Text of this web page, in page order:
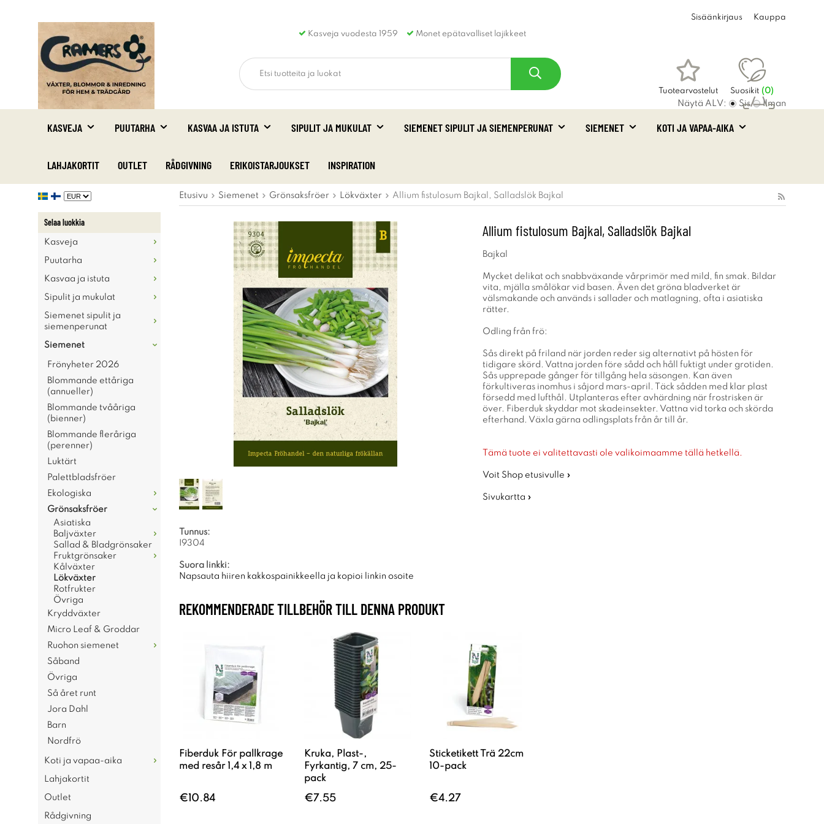
Kasveja vuodesta 1959 Monet epätavalliset lajikkeet
Sisäänkirjaus Kauppa
Tuotearvostelut Suosikit (0)
Ostoskori
Näytä ALV: Sis Ilman
KASVEJA PUUTARHA KASVAA JA ISTUTA SIPULIT JA MUKULAT SIEMENET SIPULIT JA SIEMENPERUNAT SIEMENET KOTI JA VAPAA-AIKA
LAHJAKORTIT OUTLET RÅDGIVNING ERIKOISTARJOUKSET INSPIRATION
Selaa luokkia
Kasveja
Puutarha
Kasvaa ja istuta
Sipulit ja mukulat
Siemenet sipulit ja
siemenperunat
Siemenet
Frönyheter 2026
Blommande ettåriga
(annueller)
Blommande tvååriga
(bienner)
Blommande fleråriga
(perenner)
Luktärt
Palettbladsfröer
Ekologiska
Grönsaksfröer
Asiatiska
Baljväxter
Sallad & Bladgrönsaker
Fruktgrönsaker
Kålväxter
Lökväxter
Rotfrukter
Övriga
Kryddväxter
Micro Leaf & Groddar
Ruohon siemenet
Såband
Övriga
Så året runt
Jora Dahl
Barn
Nordfrö
Koti ja vapaa-aika
Lahjakortit
Outlet
Rådgivning
Etusivu Siemenet Grönsaksfröer Lökväxter Allium fistulosum Bajkal, Salladslök Bajkal
Allium fistulosum Bajkal, Salladslök Bajkal
Bajkal
Mycket delikat och snabbväxande vårprimör med mild, fin smak. Bildar
vita, mjälla smålökar vid basen. Även det gröna bladverket är
välsmakande och används i sallader och matlagning, ofta i asiatiska
rätter.
Odling från frö:
Sås direkt på friland när jorden reder sig alternativt på hösten för
tidigare skörd. Vattna jorden före sådd och håll fuktigt under grotiden.
Sås upprepade gånger för tillgång hela säsongen. Kan även
förkultiveras inomhus i såjord mars-april. Täck sådden med klar plast
försedd med lufthål. Utplanteras efter avhärdning när frostrisken är
över. Fiberduk skyddar mot skadeinsekter. Vattna vid torka och skörda
efterhand. Växla gärna odlingsplats från år till år.
Tämä tuote ei valitettavasti ole valikoimaamme tällä hetkellä.
Voit Shop etusivulle »
Sivukartta »
Tunnus:
I9304
Suora linkki:
Napsauta hiiren kakkospainikkeella ja kopioi linkin osoite
REKOMMENDERADE TILLBEHÖR TILL DENNA PRODUKT
Fiberduk För pallkrage
med resår 1,4 x 1,8 m
€10.84
Kruka, Plast-,
Fyrkantig, 7 cm, 25-
pack
€7.55
Sticketikett Trä 22cm
10-pack
€4.27